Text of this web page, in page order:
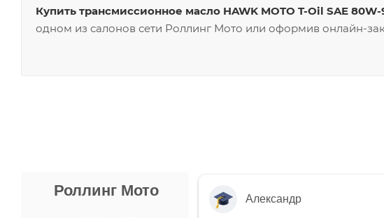
Купить трансмиссионное масло HAWK MOTO T-Oil SAE 80W-
одном из салонов сети Роллинг Мото или оформив онлайн-
Роллинг Мото
Александр